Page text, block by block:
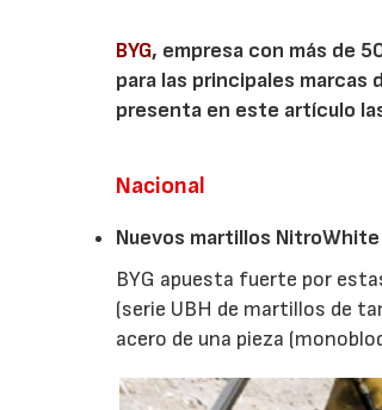
BYG, empresa con más de
para las principales
presenta en este artículo
Nacional
Nuevos martillos
BYG apuesta fuerte por
(serie UBH de martillos de
acero de una pieza